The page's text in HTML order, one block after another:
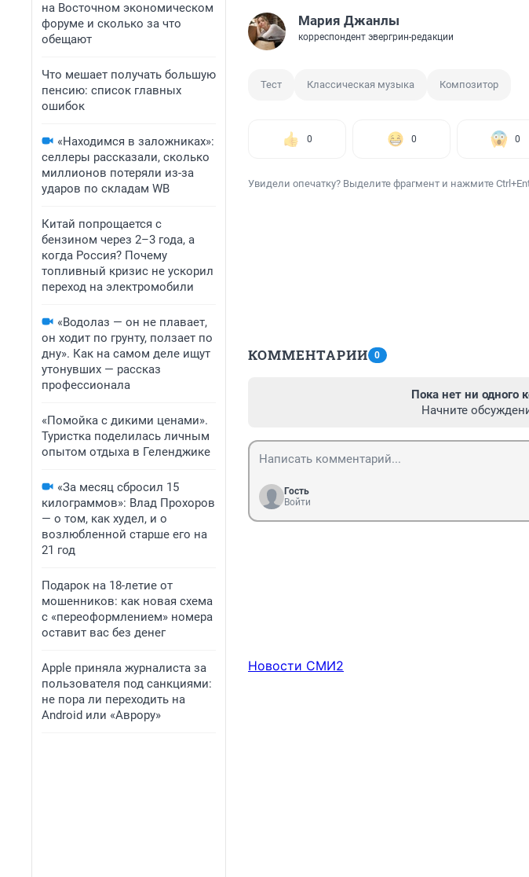
на Восточном экономическом
форуме и сколько за что
обещают
Что мешает получать большую
пенсию: список главных
ошибок
«Находимся в заложниках»:
селлеры рассказали, сколько
миллионов потеряли из-за
ударов по складам WB
Китай попрощается с
бензином через 2–3 года, а
когда Россия? Почему
топливный кризис не ускорил
переход на электромобили
«Водолаз — он не плавает,
он ходит по грунту, ползает по
дну». Как на самом деле ищут
утонувших — рассказ
профессионала
«Помойка с дикими ценами».
Туристка поделилась личным
опытом отдыха в Геленджике
«За месяц сбросил 15
килограммов»: Влад Прохоров
— о том, как худел, и о
возлюбленной старше его на
21 год
Подарок на 18-летие от
мошенников: как новая схема
с «переоформлением» номера
оставит вас без денег
Apple приняла журналиста за
пользователя под санкциями:
не пора ли переходить на
Android или «Аврору»
Мария Джанлы
корреспондент эвергрин-редакции
Тест Классическая музыка Композитор
0 0 0
Увидели опечатку? Выделите фрагмент и нажмите
КОММЕНТАРИИ 0
Пока нет ни одного
Начните
Гость
Войти
Новости СМИ2